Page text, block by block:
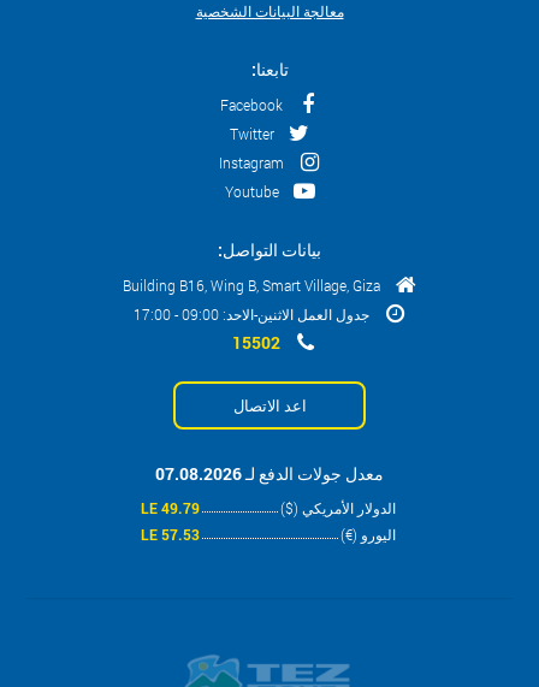
معالجة البيانات الشخصية
تابعنا:
Facebook
Twitter
Instagram
Youtube
بيانات التواصل:
Building B16, Wing B, Smart Village, Giza
جدول العمل الاثنين-الاحد: 09:00 - 17:00
15502
اعد الاتصال
معدل جولات الدفع لـ 07.08.2026
الدولار الأمريكي ($)
49.79 LE
اليورو (€)
57.53 LE